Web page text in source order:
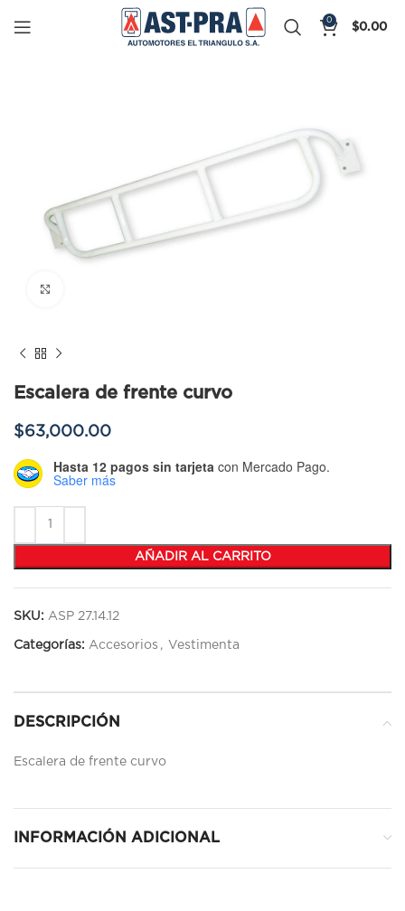
0
$0.00
Escalera de frente curvo
$63,000.00
Hasta 12 pagos sin tarjeta con Mercado Pago.
Saber más
AÑADIR AL CARRITO
SKU: ASP 27.14.12
Categorías: Accesorios , Vestimenta
DESCRIPCIÓN
Escalera de frente curvo
INFORMACIÓN ADICIONAL